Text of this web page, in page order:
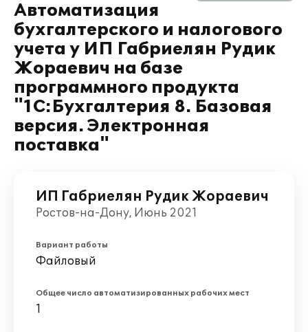
Автоматизация
бухгалтерского и налогового
учета у ИП Габриелян Рудик
Жораевич на базе
программного продукта
"1С:Бухгалтерия 8. Базовая
версия. Электронная
поставка"
ИП Габриелян Рудик Жораевич
Ростов-на-Дону, Июнь 2021
Вариант работы
Файловый
Общее число автоматизированных рабочих мест
1